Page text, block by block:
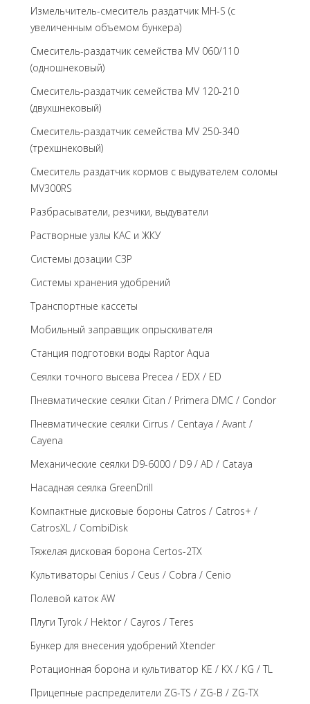
Измельчитель-смеситель раздатчик MH-S (с
увеличенным объемом бункера)
Смеситель-раздатчик семейства MV 060/110
(одношнековый)
Смеситель-раздатчик семейства MV 120-210
(двухшнековый)
Смеситель-раздатчик семейства MV 250-340
(трехшнековый)
Cмеситель раздатчик кормов с выдувателем соломы
MV300RS
Разбрасыватели, резчики, выдуватели
Растворные узлы КАС и ЖКУ
Системы дозации СЗР
Системы хранения удобрений
Транспортные кассеты
Мобильный заправщик опрыскивателя
Станция подготовки воды Raptor Aqua
Сеялки точного высева Precea / EDX / ED
Пневматические сеялки Citan / Primera DMC / Condor
Пневматические сеялки Cirrus / Centaya / Avant /
Cayena
Механические сеялки D9-6000 / D9 / AD / Cataya
Насадная сеялка GreenDrill
Компактные дисковые бороны Catros / Catros+ /
CatrosXL / CombiDisk
Тяжелая дисковая борона Certos-2TX
Культиваторы Cenius / Ceus / Cobra / Cenio
Полевой каток AW
Плуги Tyrok / Hektor / Cayros / Teres
Бункер для внесения удобрений Xtender
Ротационная борона и культиватор KE / KX / KG / TL
Прицепные распределители ZG-TS / ZG-B / ZG-TX